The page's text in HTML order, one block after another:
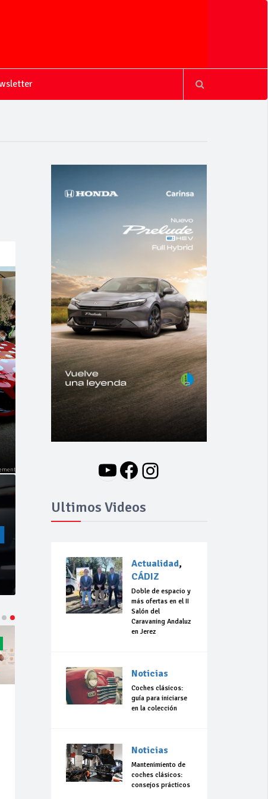
NOVEDADES
Nuevo BMW i3: Y
finalmente el Serie 3
se hizo eléctrico
YouTube
Facebook
Instagram
Ultimos Videos
Actualidad,
CÁDIZ
Doble de espacio y
más ofertas en el II
Salón del
Caravaning Andaluz
en Jerez
Noticias
Coches clásicos:
guía para iniciarse
en la colección
Noticias
Mantenimiento de
coches clásicos:
consejos prácticos